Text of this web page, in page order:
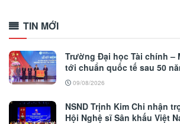
TIN MỚI
Trường Đại học Tài chính –
tới chuẩn quốc tế sau 50
09/08/2026
NSND Trịnh Kim Chi nhận
Hội Nghệ sĩ Sân khấu Việt